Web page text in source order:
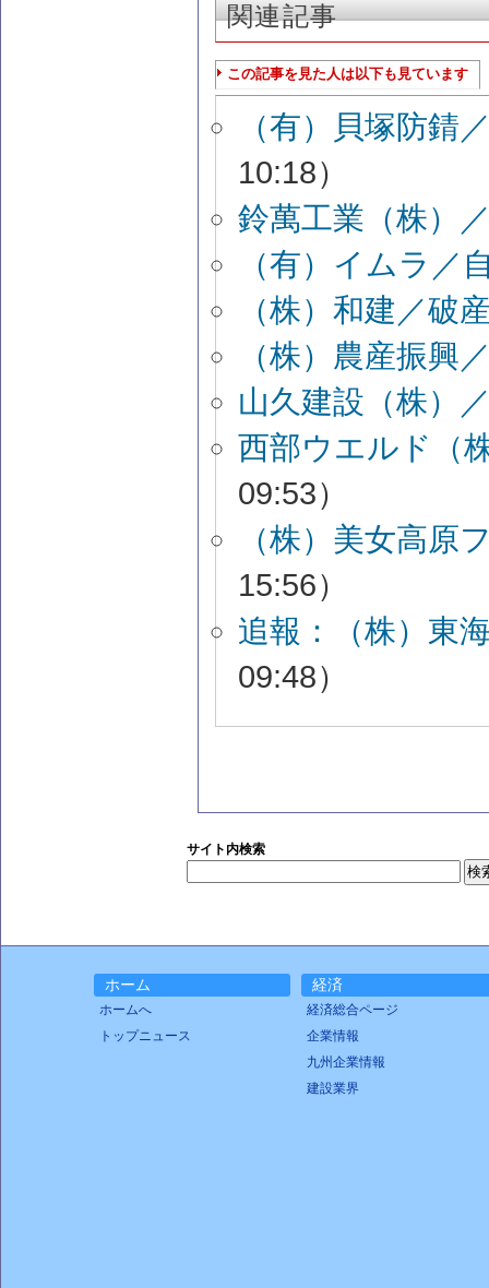
関連記事
この記事を見た人は以下も見ています
（有）貝塚防錆
10:18）
鈴萬工業（株）
（有）イムラ／
（株）和建／破
（株）農産振興
山久建設（株）
西部ウエルド（
09:53）
（株）美女高原
15:56）
追報：（株）東
09:48）
サイト内検索
ホーム
ホームへ
トップニュース
経済
経済総合ページ
企業情報
九州企業情報
建設業界